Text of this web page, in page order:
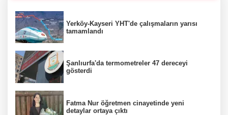
Yerköy-Kayseri YHT'de çalışmaların yarısı
tamamlandı
Şanlıurfa'da termometreler 47 dereceyi
gösterdi
Fatma Nur öğretmen cinayetinde yeni
detaylar ortaya çıktı